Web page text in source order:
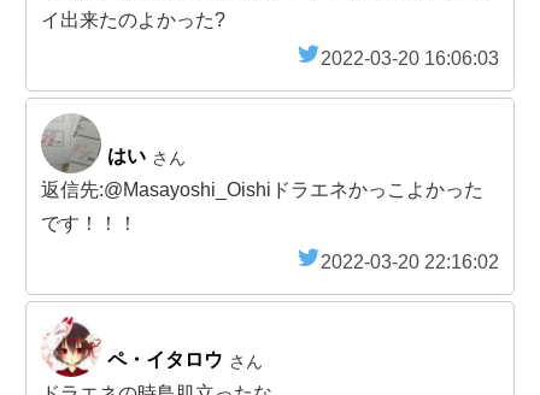
イ出来たのよかった?
2022-03-20 16:06:03
はい さん
返信先:@Masayoshi_Oishiドラエネかっこよかった
です！！！
2022-03-20 22:16:02
ペ・イタロウ さん